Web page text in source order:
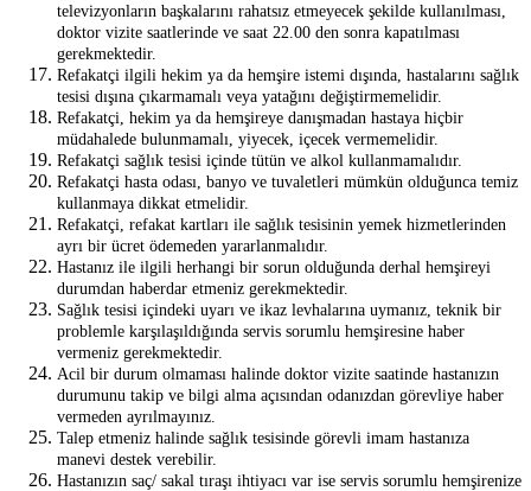
televizyonların başkalarını rahatsız etmeyecek şekilde kullanılması,
doktor vizite saatlerinde ve saat 22.00 den sonra kapatılması
gerekmektedir.
Refakatçi ilgili hekim ya da hemşire istemi dışında, hastalarını sağlık
tesisi dışına çıkarmamalı veya yatağını değiştirmemelidir.
Refakatçi, hekim ya da hemşireye danışmadan hastaya hiçbir
müdahalede bulunmamalı, yiyecek, içecek vermemelidir.
Refakatçi sağlık tesisi içinde tütün ve alkol kullanmamalıdır.
Refakatçi hasta odası, banyo ve tuvaletleri mümkün olduğunca temiz
kullanmaya dikkat etmelidir.
Refakatçi, refakat kartları ile sağlık tesisinin yemek hizmetlerinden
ayrı bir ücret ödemeden yararlanmalıdır.
Hastanız ile ilgili herhangi bir sorun olduğunda derhal hemşireyi
durumdan haberdar etmeniz gerekmektedir.
Sağlık tesisi içindeki uyarı ve ikaz levhalarına uymanız, teknik bir
problemle karşılaşıldığında servis sorumlu hemşiresine haber
vermeniz gerekmektedir.
Acil bir durum olmaması halinde doktor vizite saatinde hastanızın
durumunu takip ve bilgi alma açısından odanızdan görevliye haber
vermeden ayrılmayınız.
Talep etmeniz halinde sağlık tesisinde görevli imam hastanıza
manevi destek verebilir.
Hastanızın saç/ sakal tıraşı ihtiyacı var ise servis sorumlu hemşirenize